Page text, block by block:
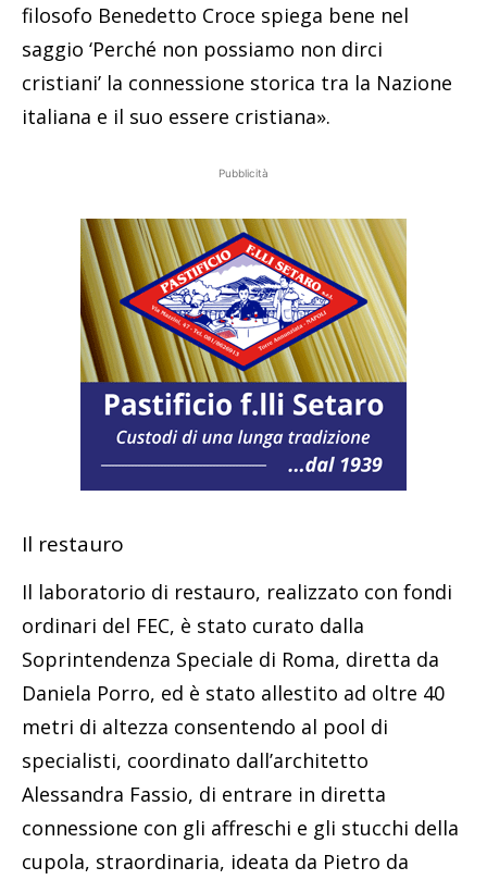
filosofo Benedetto Croce spiega bene nel
saggio ‘Perché non possiamo non dirci
cristiani’ la connessione storica tra la Nazione
italiana e il suo essere cristiana».
Pubblicità
Il restauro
Il laboratorio di restauro, realizzato con fondi
ordinari del FEC, è stato curato dalla
Soprintendenza Speciale di Roma, diretta da
Daniela Porro, ed è stato allestito ad oltre 40
metri di altezza consentendo al pool di
specialisti, coordinato dall’architetto
Alessandra Fassio, di entrare in diretta
connessione con gli affreschi e gli stucchi della
cupola, straordinaria, ideata da Pietro da